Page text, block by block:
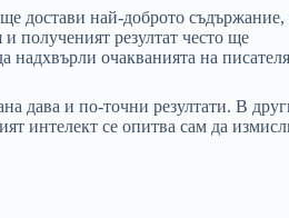
достави най-доброто съдържание,
полученият резултат често ще
надхвърли очакванията на писателя
дава и по-точни резултати. В
интелект се опитва сам да